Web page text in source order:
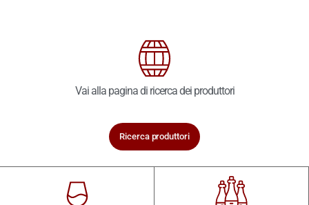
Vai alla pagina di ricerca dei produttori
Ricerca produttori